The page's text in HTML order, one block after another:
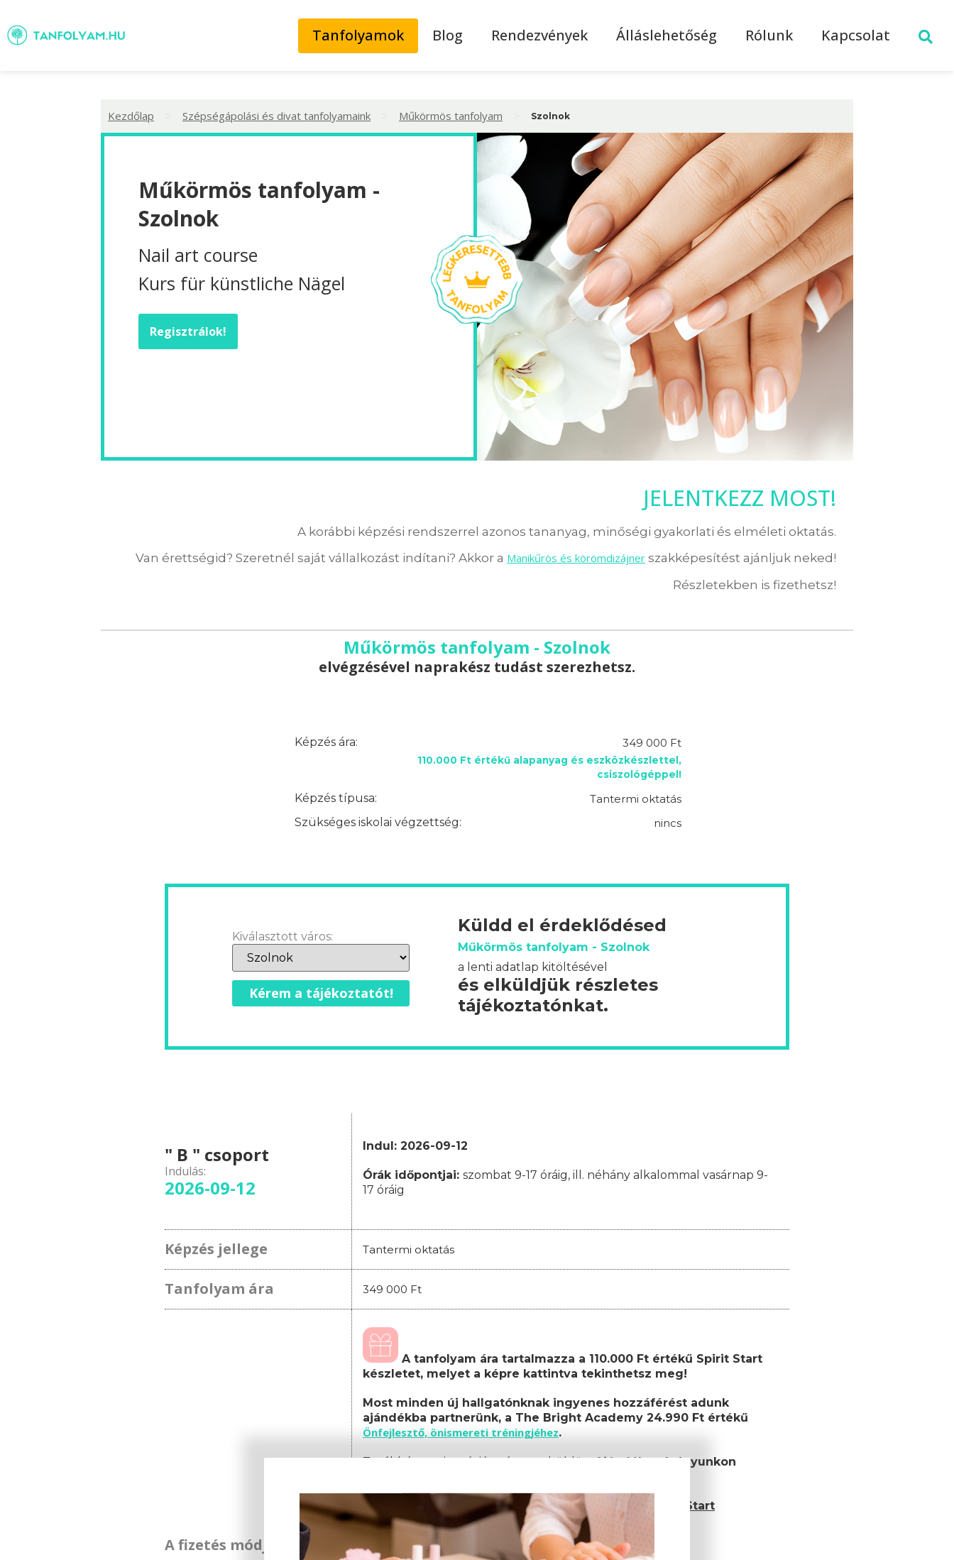
Tanfolyamok Blog Rendezvények Álláslehetőség Rólunk Kapcsolat
Kezdőlap Szépségápolási és divat tanfolyamaink Műkörmös tanfolyam Szolnok
Műkörmös tanfolyam -
Szolnok
Nail art course
Kurs für künstliche Nägel
Regisztrálok!
JELENTKEZZ MOST!
A korábbi képzési rendszerrel azonos tananyag, minőségi gyakorlati és elméleti oktatás.
Van érettségid? Szeretnél saját vállalkozást indítani? Akkor a Manikűrös és körömdizájner szakképesítést ajánljuk neked!
Részletekben is fizethetsz!
Műkörmös tanfolyam - Szolnok
elvégzésével naprakész tudást szerezhetsz.
Képzés ára: 349 000 Ft
110.000 Ft értékű alapanyag és eszközkészlettel,
csiszológéppel!
Képzés típusa:
Tantermi oktatás
Szükséges iskolai végzettség:
nincs
Kiválasztott város:
Kérem a tájékoztatót!
Küldd el érdeklődésed
Műkörmös tanfolyam - Szolnok
a lenti adatlap kitöltésével
és elküldjük részletes
tájékoztatónkat.
" B " csoport
Indulás:
2026-09-12
Indul: 2026-09-12
Órák időpontjai: szombat 9-17 óráig, ill. néhány alkalommal vasárnap 9-
17 óráig
Képzés jellege Tantermi oktatás
Tanfolyam ára 349 000 Ft
A fizetés módja
A tanfolyam ára tartalmazza a 110.000 Ft értékű Spirit Start
készletet, melyet a képre kattintva tekinthetsz meg!
Most minden új hallgatónknak ingyenes hozzáférést adunk
ajándékba partnerünk, a The Bright Academy 24.990 Ft értékű
Önfejlesztő, önismereti tréningjéhez.
Továbbá a regisztráció után megküldöttAjándékutalványunkon
A képzés teljes költsége, amely tartalmazza a Spirit Start
csomagot:
Képzési díj: 349.000 Ft (egyösszegű befizetés esetén)